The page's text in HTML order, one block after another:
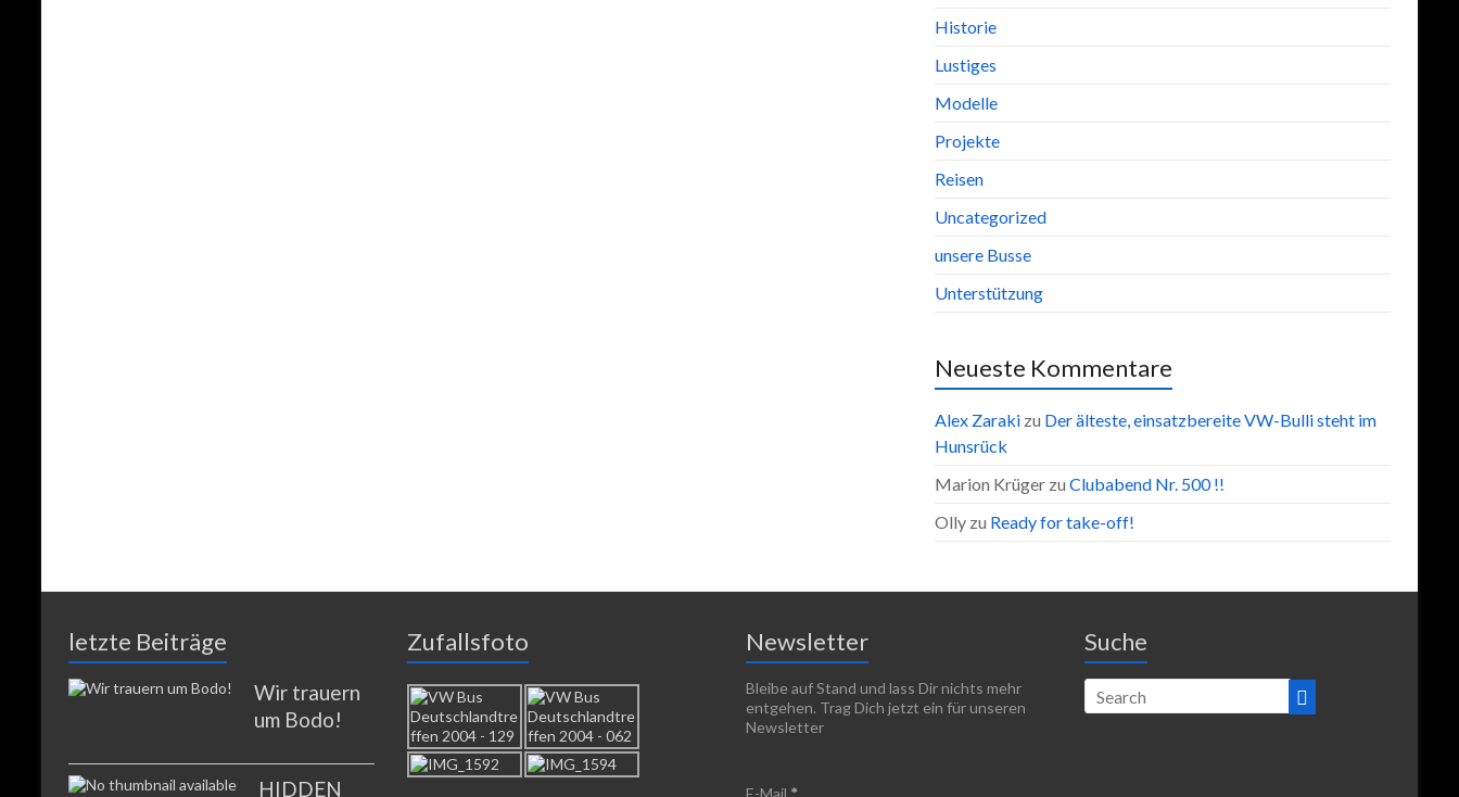
Historie
Lustiges
Modelle
Projekte
Reisen
Uncategorized
unsere Busse
Unterstützung
Neueste Kommentare
Alex Zaraki zu Der älteste, einsatzbereite VW-Bulli steht im
Hunsrück
Marion Krüger zu Clubabend Nr. 500 !!
Olly zu Ready for take-off!
letzte Beiträge
Wir trauern
um Bodo!
HIDDEN
Zufallsfoto Newsletter
Bleibe auf Stand und lass Dir nichts mehr
entgehen. Trag Dich jetzt ein für unseren
Newsletter
E-Mail *
Suche